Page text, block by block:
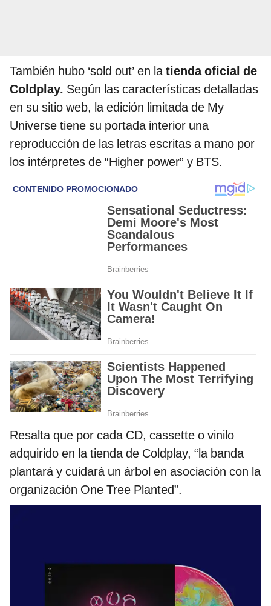
También hubo ‘sold out’ en latienda oficial de
Coldplay. Según las características detalladas
en su sitio web, la edición limitada de My
Universe tiene su portada interior una
reproducción de las letras escritas a mano por
los intérpretes de “Higher power” y BTS.
Resalta que por cada CD, cassette o vinilo
adquirido en la tienda de Coldplay, “la banda
plantará y cuidará un árbol en asociación con la
organización One Tree Planted”.